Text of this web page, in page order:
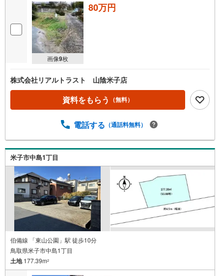
画像9枚
80万円
株式会社リアルトラスト 山陰米子店
資料をもらう （無料）
電話する （通話料無料）
米子市中島1丁目
伯備線 「東山公園」駅 徒歩10分
鳥取県米子市中島1丁目
土地177.39m2